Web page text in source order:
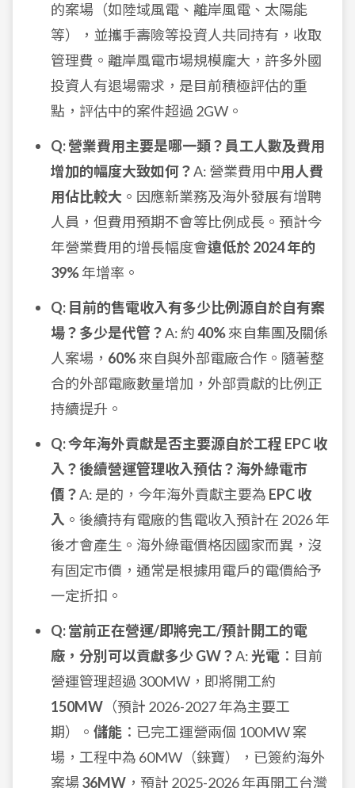
的案場（如陸域風電、離岸風電、太陽能
等），並攜手壽險等投資人共同持有，收取
管理費。離岸風電市場規模龐大，許多外國
投資人有退場需求，是目前積極評估的重
點，評估中的案件超過 2GW。
Q: 營業費用主要是哪一類？員工人數及費用
增加的幅度大致如何？A: 營業費用中用人費
用佔比較大 。因應新業務及海外發展有增聘
人員，但費用預期不會等比例成長。預計今
年營業費用的增長幅度會遠低於 2024 年的
39%年增率。
Q: 目前的售電收入有多少比例源自於自有案
場？多少是代管？A: 約40%來自集團及關係
人案場， 60%來自與外部電廠合作。隨著整
合的外部電廠數量增加，外部貢獻的比例正
持續提升。
Q: 今年海外貢獻是否主要源自於工程 EPC 收
入？後續營運管理收入預估？海外綠電市
價？A: 是的，今年海外貢獻主要為 EPC 收
入 。後續持有電廠的售電收入預計在 2026 年
後才會產生。海外綠電價格因國家而異，沒
有固定市價，通常是根據用電戶的電價給予
一定折扣。
Q: 當前正在營運/即將完工/預計開工的電
廠，分別可以貢獻多少 GW？A: 光電 ：目前
營運管理超過 300MW，即將開工約
150MW （預計 2026-2027 年為主要工
期）。 儲能 ：已完工運營兩個 100MW 案
場，工程中為 60MW（錸寶），已簽約海外
案場36MW ，預計 2025-2026 年再開工台灣